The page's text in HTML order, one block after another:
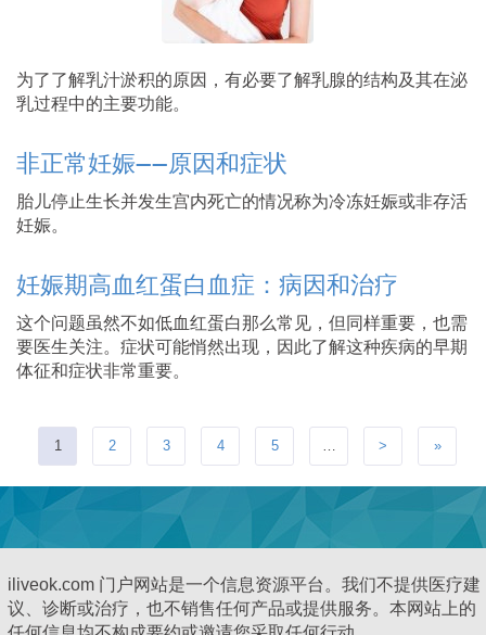
为了了解乳汁淤积的原因，有必要了解乳腺的结构及其在泌
乳过程中的主要功能。
非正常妊娠——原因和症状
胎儿停止生长并发生宫内死亡的情况称为冷冻妊娠或非存活
妊娠。
妊娠期高血红蛋白血症：病因和治疗
这个问题虽然不如低血红蛋白那么常见，但同样重要，也需
要医生关注。症状可能悄然出现，因此了解这种疾病的早期
体征和症状非常重要。
1 2 3 4 5 … > »
iliveok.com 门户网站是一个信息资源平台。我们不提供医疗建
议、诊断或治疗，也不销售任何产品或提供服务。本网站上的